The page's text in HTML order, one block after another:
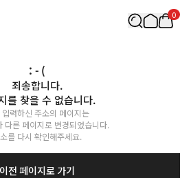
0
: - (
죄송합니다.
를 찾을 수 없습니다.
입력하신 주소의 페이지는
다른 페이지로 변경되었습니다.
를 다시 확인해주세요.
이전 페이지로 가기